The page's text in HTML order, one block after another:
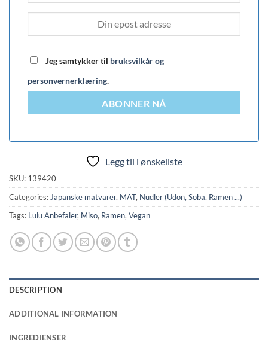
Jeg samtykker til bruksvilkår og
personvernerklæring.
ABONNER NÅ
Legg til i ønskeliste
SKU: 139420
Categories: Japanske matvarer, MAT, Nudler (Udon, Soba, Ramen ...)
Tags: Lulu Anbefaler, Miso, Ramen, Vegan
DESCRIPTION
ADDITIONAL INFORMATION
INGREDIENSER